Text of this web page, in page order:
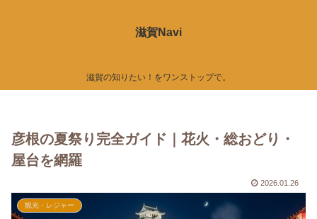
滋賀Navi
滋賀の知りたい！をワンストップで。
彦根の夏祭り完全ガイド｜花火・総おどり・
屋台を網羅
2026.01.26
観光・レジャー